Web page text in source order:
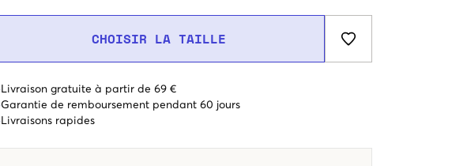
CHOISIR LA TAILLE
Livraison gratuite à partir de 69 €
Garantie de remboursement pendant 60 jours
Livraisons rapides